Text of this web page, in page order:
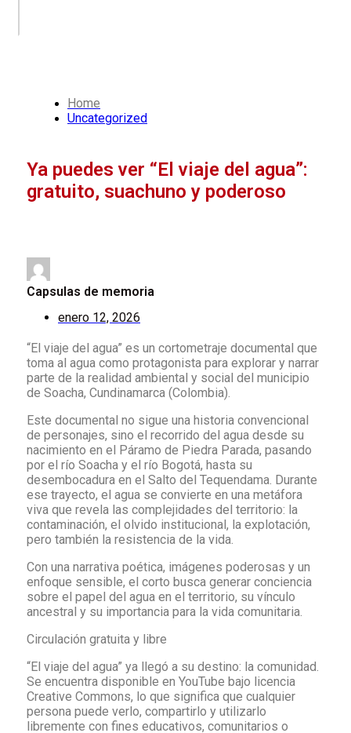
Home
Uncategorized
Ya puedes ver “El viaje del agua”:
gratuito, suachuno y poderoso
Capsulas de memoria
enero 12, 2026
“El viaje del agua” es un cortometraje documental que
toma al agua como protagonista para explorar y narrar
parte de la realidad ambiental y social del municipio
de Soacha, Cundinamarca (Colombia).
Este documental no sigue una historia convencional
de personajes, sino el recorrido del agua desde su
nacimiento en el Páramo de Piedra Parada, pasando
por el río Soacha y el río Bogotá, hasta su
desembocadura en el Salto del Tequendama. Durante
ese trayecto, el agua se convierte en una metáfora
viva que revela las complejidades del territorio: la
contaminación, el olvido institucional, la explotación,
pero también la resistencia de la vida.
Con una narrativa poética, imágenes poderosas y un
enfoque sensible, el corto busca generar conciencia
sobre el papel del agua en el territorio, su vínculo
ancestral y su importancia para la vida comunitaria.
Circulación gratuita y libre
“El viaje del agua” ya llegó a su destino: la comunidad.
Se encuentra disponible en YouTube bajo licencia
Creative Commons, lo que significa que cualquier
persona puede verlo, compartirlo y utilizarlo
libremente con fines educativos, comunitarios o